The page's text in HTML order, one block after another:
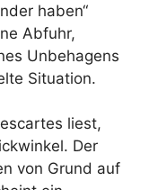
haben“
Abfuhr,
Unbehagens
Situation.
liest,
Der
von Grund auf